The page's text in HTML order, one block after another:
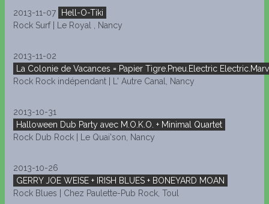
2013-11-07
Hell-O-Tiki
Rock Surf | Le Royal , Nancy
2013-11-02
La Colonie de Vacances = Papier Tigre.Pneu.Electric
Rock Rock indépendant | L' Autre Canal, Nancy
2013-10-31
Halloween Dub Party avec M.O.K.O. + Minimal Quartet
Rock Dub Rock | Le Quai'son, Nancy
2013-10-26
GERRY JOE WEISE + IRISH BLUES + BONEYARD MOAN
Rock Blues | Chez Paulette-Pub Rock, Toul